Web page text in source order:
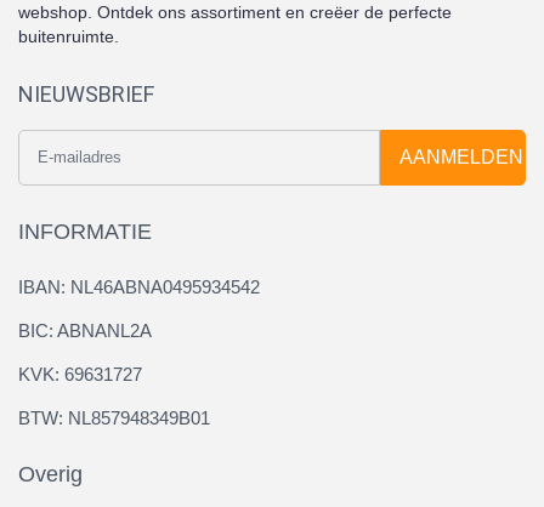
webshop. Ontdek ons assortiment en creëer de perfecte
buitenruimte.
NIEUWSBRIEF
AANMELDEN
INFORMATIE
IBAN: NL46ABNA0495934542
BIC: ABNANL2A
KVK: 69631727
BTW: NL857948349B01
Overig